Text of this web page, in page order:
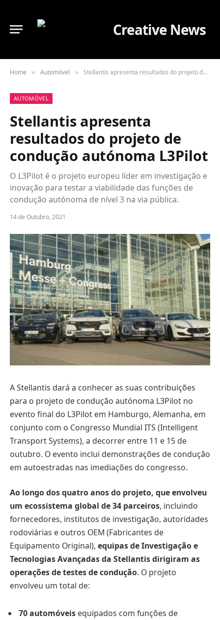
Home » Automóvel » Stellantis apresenta resultados do projeto de condução autónoma L3Pilot
AUTOMÓVEL
Stellantis apresenta
resultados do projeto de
condução autónoma L3Pilot
O L3Pilot é o projeto europeu líder em investigação e
inovação para testar a viabilidade das funções de
condução autónoma de nível 3 na via pública.
14 de Outubro, 2021
A Stellantis dará a conhecer as suas contribuições
para o projeto de condução autónoma L3Pilot no
evento final do L3Pilot em Hamburgo, Alemanha, em
conjunto com o Congresso Mundial ITS (Intelligent
Transport Systems), a decorrer entre 11 e 15 de
outubro. O evento inclui demonstrações de condução
em autoestradas nas imediações do congresso.
Ao longo dos quatro anos do projeto, que envolveu
um ecossistema global de 34 parceiros, incluindo
fornecedores, institutos de investigação, autoridades
rodoviárias e outros OEM (Fabricantes de
Equipamento Original), equipas de Investigação e
Tecnologias Avançadas da Stellantis dirigiram as
operações de testes de condução. O projeto
envolveu um total de:
70 automóveis equipados com funções de